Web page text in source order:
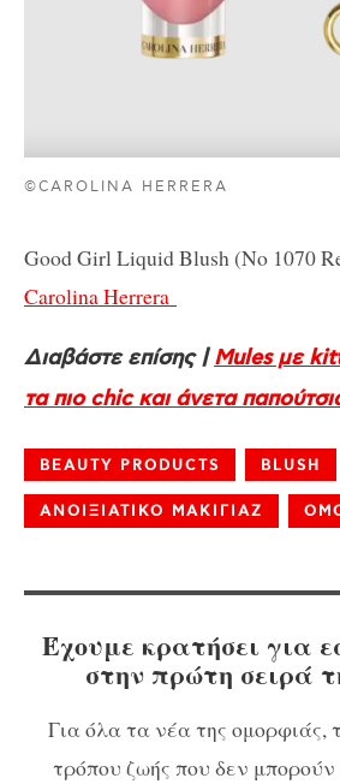
©CAROLINA HERRERA
Good Girl Liquid Blush (No 1070
Carolina Herrera
Διαβάστε επίσης |Mules με
τα πιο chic και άνετα
BEAUTY PRODUCTS BLUSH
ΑΝΟΙΞΙΑΤΙΚΟ ΜΑΚΙΓΙΑΖ
Έχουμε κρατήσει για
στην πρώτη σειρά
Για όλα τα νέα της ομορφιάς,
τρόπου ζωής που δεν